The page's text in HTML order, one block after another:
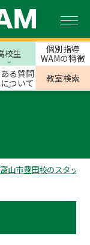
校生
個別指導
WAMの特徴
る質問
ついて
教室検索
富山市豊田校のスタッフ